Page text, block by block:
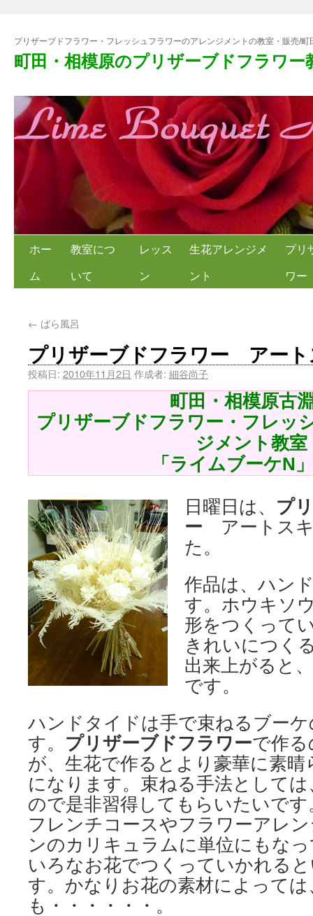
プリザーブドフラワー・フレッシュフラワーのアレンジメントの教室・販売/町
町田・相模原のプリザーブドフラワ
ホー
ム
教室につ
いて
レッス
ン
生花アレンジメ
ント
プリ
ワー
← ばら風呂
プリザーブドフラワー アー
投稿日: 2010年11月2日 作成者: 細谷尚子
町田・相模原古
プリザーブドフラワー・フレッ
ジメント教室
「ライムブーケN
日曜日は、 プ
ー アートス
た。
作品は、ハン
す。ホウキソ
形をつくって
きれいにつく
出来上がると
です。
ハンドタイドは手で束ねるブー
す。 プリザーブドフラワーで作
が、生花で作るとより豪華に素
になります。束ねる手法として
ので是非習得してもらいたいで
フレンチコースやフラワーアレ
ンのカリキュラムに単位にもな
いろなお花でつくっていかれる
す。かなりお花の素材によって
も・・・・・・。